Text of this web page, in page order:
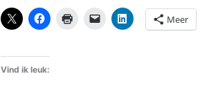
Meer
Vind ik leuk: